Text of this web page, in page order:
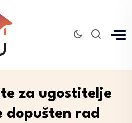
za ugostitelje
dopušten rad